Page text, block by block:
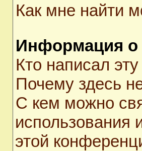
Как мне найти
Информация о
Кто написал
Почему здесь
С кем можно
использования
этой